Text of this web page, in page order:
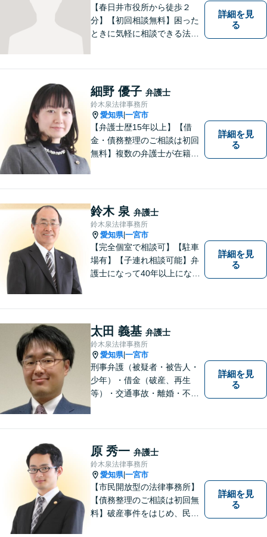
【春日井市役所から徒歩２
分】【初回相談無料】困った
ときに気軽に相談できる法律
できる弁護士を目指していま
す。
詳細を見
る
細野 優子 弁護士
鈴木泉法律事務所
愛知県|一宮市
【弁護士歴15年以上】【借
金・債務整理のご相談は初回
無料】複数の弁護士が在籍し
を丁寧にヒアリングし、寄り
添うことを大切にしておりま
す。お気軽にご相談ください
【分割払い可】【完全個室】
詳細を見
る
鈴木 泉 弁護士
鈴木泉法律事務所
愛知県|一宮市
【完全個室で相談可】【駐車
場有】【子連れ相談可能】弁
護士になって40年以上になり
す。「こんなこと相談しても
いいのか分からない」という
方も、まずはお気軽にご相談
ください。
詳細を見
る
太田 義基 弁護士
鈴木泉法律事務所
愛知県|一宮市
刑事弁護（被疑者・被告人・
少年）・借金（破産、再生
等）・交通事故・離婚・不貞
売買等）・親族関係を巡るト
ラブル（相続、遺言等）・犯
罪被害者対応を主に取り扱っ
ております
詳細を見
る
原 秀一 弁護士
鈴木泉法律事務所
愛知県|一宮市
【市民開放型の法律事務所】
【債務整理のご相談は初回無
料】破産事件をはじめ、民事
詳細を見
る